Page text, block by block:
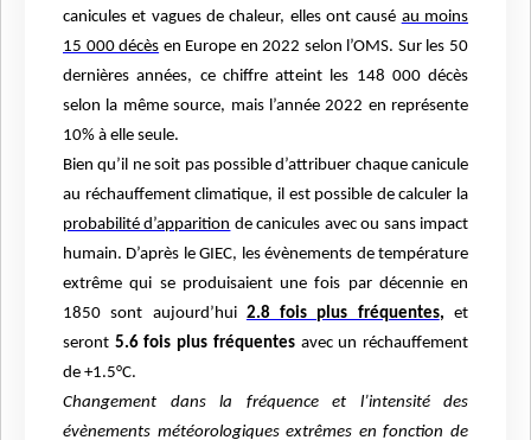
canicules et vagues de chaleur, elles ont causé au moins
15 000 décès en Europe en 2022 selon l’OMS. Sur les 50
dernières années, ce chiffre atteint les 148 000 décès
selon la même source, mais l’année 2022 en représente
10% à elle seule.
Bien qu’il ne soit pas possible d’attribuer chaque canicule
au réchauffement climatique, il est possible de calculer la
probabilité d’apparition de canicules avec ou sans impact
humain. D’après le GIEC, les évènements de température
extrême qui se produisaient une fois par décennie en
1850 sont aujourd’hui 2.8 fois plus fréquentes, et
seront 5.6 fois plus fréquentesavec un réchauffement
de +1.5°C.
Changement dans la fréquence et l’intensité des
évènements météorologiques extrêmes en fonction de